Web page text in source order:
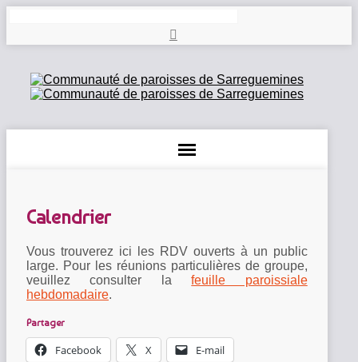
Calendrier
Vous trouverez ici les RDV ouverts à un public
large. Pour les réunions particulières de groupe,
veuillez consulter lafeuille paroissiale
hebdomadaire.
Partager
Facebook X E-mail